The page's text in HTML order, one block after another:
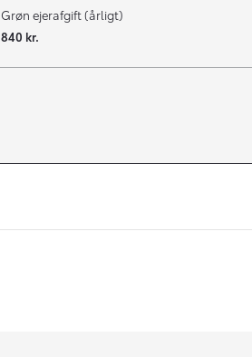
Grøn ejerafgift (årligt)
840 kr.